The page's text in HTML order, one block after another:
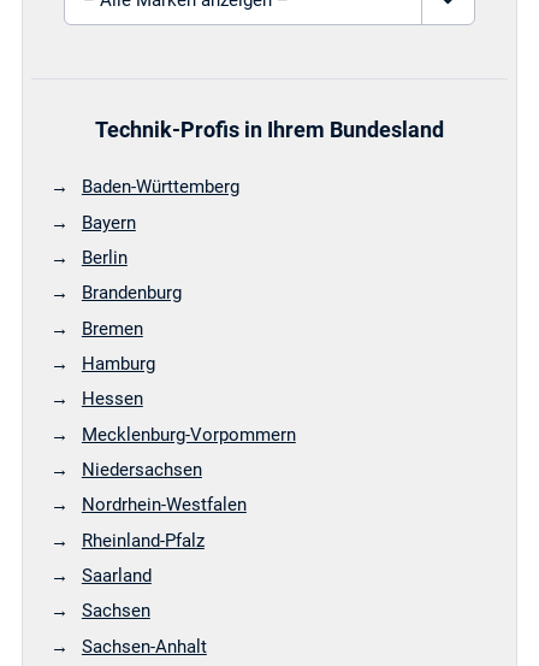
Technik-Profis in Ihrem Bundesland
Baden-Württemberg
Bayern
Berlin
Brandenburg
Bremen
Hamburg
Hessen
Mecklenburg-Vorpommern
Niedersachsen
Nordrhein-Westfalen
Rheinland-Pfalz
Saarland
Sachsen
Sachsen-Anhalt